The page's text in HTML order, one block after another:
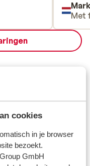
cookies
in je browser
bezoekt.
GmbH
was
Met